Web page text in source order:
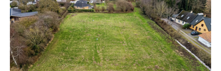
Bjælkerup,
4660
Store
Heddinge